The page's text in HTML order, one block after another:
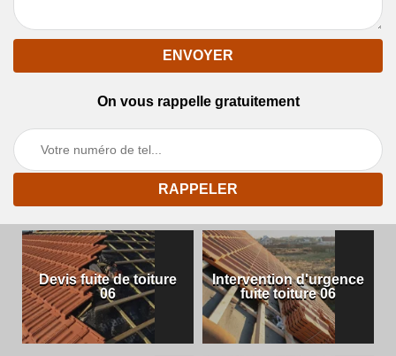
On vous rappelle gratuitement
Devis fuite de toiture
06
Intervention d'urgence
fuite toiture 06